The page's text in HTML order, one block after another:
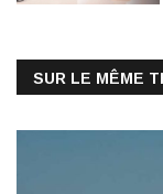
SUR LE MÊME